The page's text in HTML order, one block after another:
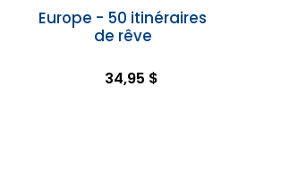
Europe - 50 itinéraires
de rêve
34,95 $